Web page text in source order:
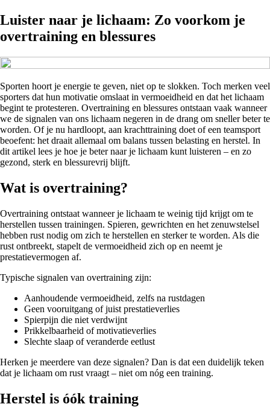
Luister naar je lichaam: Zo voorkom je
overtraining en blessures
Sporten hoort je energie te geven, niet op te slokken. Toch merken veel
sporters dat hun motivatie omslaat in vermoeidheid en dat het lichaam
begint te protesteren. Overtraining en blessures ontstaan vaak wanneer
we de signalen van ons lichaam negeren in de drang om sneller beter te
worden. Of je nu hardloopt, aan krachttraining doet of een teamsport
beoefent: het draait allemaal om balans tussen belasting en herstel. In
dit artikel lees je hoe je beter naar je lichaam kunt luisteren – en zo
gezond, sterk en blessurevrij blijft.
Wat is overtraining?
Overtraining ontstaat wanneer je lichaam te weinig tijd krijgt om te
herstellen tussen trainingen. Spieren, gewrichten en het zenuwstelsel
hebben rust nodig om zich te herstellen en sterker te worden. Als die
rust ontbreekt, stapelt de vermoeidheid zich op en neemt je
prestatievermogen af.
Typische signalen van overtraining zijn:
Aanhoudende vermoeidheid, zelfs na rustdagen
Geen vooruitgang of juist prestatieverlies
Spierpijn die niet verdwijnt
Prikkelbaarheid of motivatieverlies
Slechte slaap of veranderde eetlust
Herken je meerdere van deze signalen? Dan is dat een duidelijk teken
dat je lichaam om rust vraagt – niet om nóg een training.
Herstel is óók training